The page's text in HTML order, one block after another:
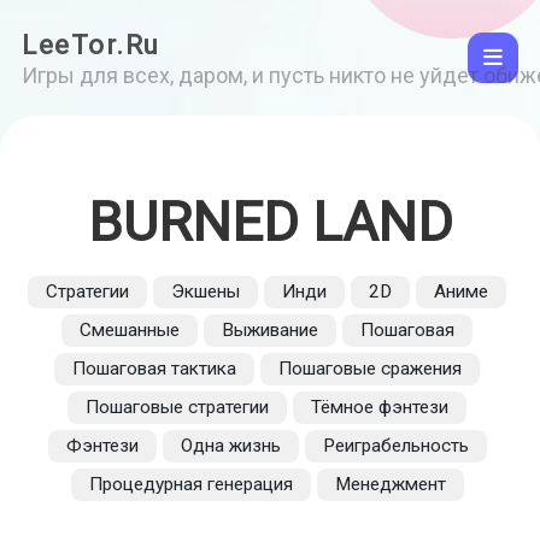
LeeTor.Ru
Игры для всех, даром, и пусть никто не уйдет
BURNED LAND
Стратегии Экшены Инди 2D
Аниме
Смешанные
Выживание
Пошаговая
Пошаговая тактика
Пошаговые сражения
Пошаговые стратегии
Тёмное фэнтези
Фэнтези
Одна жизнь
Реиграбельность
Процедурная генерация
Менеджмент